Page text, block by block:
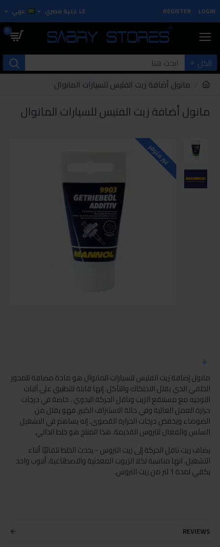
LOGIN
REGISTER
LE جنية مصري عربي
0
الكل
مانول أضافة زيت الفتيس للسيارات المانوال
مانول أضافة زيت الفتيس للسيارات المانوال
غير متوفر
مانول إضافة زيت الفتيس للسيارات المانوال هو مادة مضافة للمحور
الخلفي الذي يقلل الاحتكاك والتآكل. إنها قابلة للتطبيق على آليات
التوجيه مع مستنقع الزيت وناقل الحركة اليدوي ، خاصة في درجات
حرارة العمل العالية وفي حالة الاستنزاف الكبير. فهو يقلل من
الضوضاء ويخفض درجات الحرارة القصوى. إنه يساهم في التشغيل
السلس والفعال للتروس القديمة. هذا المنتج هو خلط الذاتي.
يضاف زيت ناقل الحركة إلى زيت التروس - يحدث الخلط تلقائيًا أثناء
التشغيل. انها مناسبة لكلا الزيوت المعدنية والاصطناعية. أنبوب واحد
يكفي لمدة 1 لتر من زيت التروس.
REVIEWS